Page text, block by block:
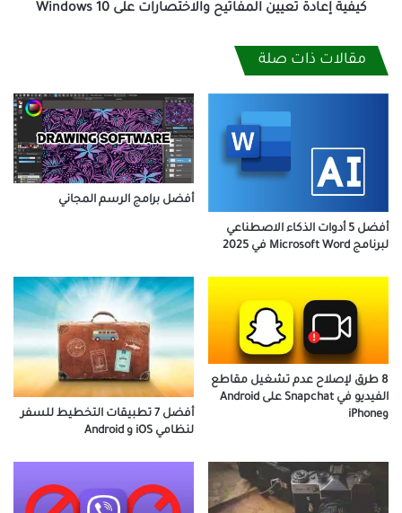
كيفية إعادة تعيين المفاتيح والاختصارات على Windows 10
مقالات ذات صلة
أفضل 5 أدوات الذكاء الاصطناعي
لبرنامج Microsoft Word في 2025
أفضل برامج الرسم المجاني
8 طرق لإصلاح عدم تشغيل مقاطع
الفيديو في Snapchat على Android
وiPhone
أفضل 7 تطبيقات التخطيط للسفر
لنظامي iOS و Android